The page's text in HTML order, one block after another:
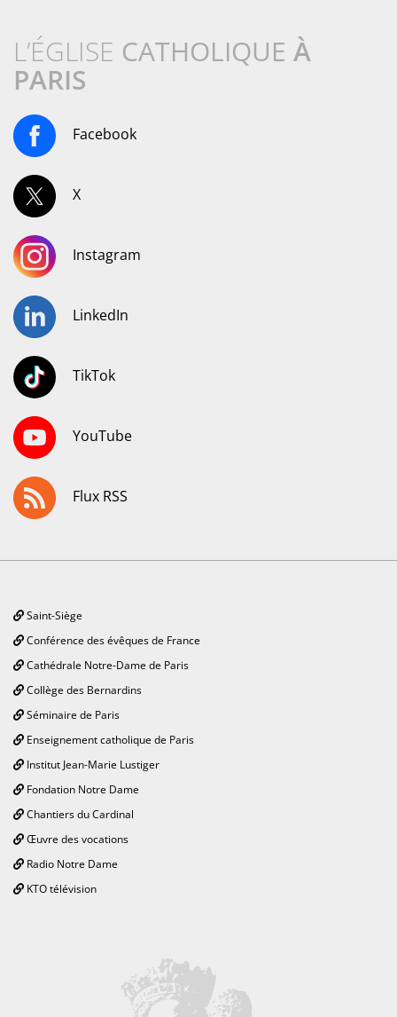
L’ÉGLISE CATHOLIQUE À
PARIS
Facebook
X
Instagram
LinkedIn
TikTok
YouTube
Flux RSS
Saint-Siège
Conférence des évêques de France
Cathédrale Notre-Dame de Paris
Collège des Bernardins
Séminaire de Paris
Enseignement catholique de Paris
Institut Jean-Marie Lustiger
Fondation Notre Dame
Chantiers du Cardinal
Œuvre des vocations
Radio Notre Dame
KTO télévision